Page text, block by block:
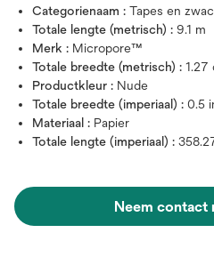
Categorienaam : Tapes en
Totale lengte (metrisch) : 9.1 m
Merk : Micropore™
Totale breedte (metrisch) : 1.27
Productkleur : Nude
Totale breedte (imperiaal) : 0.5
Materiaal : Papier
Totale lengte (imperiaal) :
Neem contact